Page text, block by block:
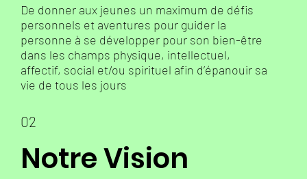
De donner aux jeunes un maximum de défis
personnels et aventures pour guider la
personne à se développer pour son bien-être
dans les champs physique, intellectuel,
affectif, social et/ou spirituel afin d’épanouir sa
vie de tous les jours
02
Notre Vision